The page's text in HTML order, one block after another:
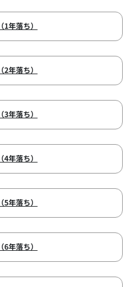
年落ち）
年落ち）
年落ち）
年落ち）
年落ち）
年落ち）